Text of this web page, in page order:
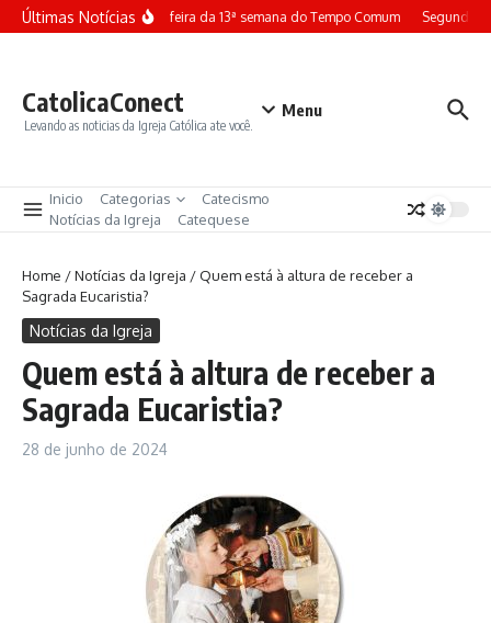
Ir para o conteúdo
Últimas NotíciasTerça-feira da 13ª semana do Tempo Comum Segunda-
CatolicaConect
Levando as noticias da Igreja Católica ate você.
Menu
Inicio Categorias
Catecismo
Notícias da Igreja
Catequese
Home /Notícias da Igreja /Quem está à altura de receber a
Sagrada Eucaristia?
Notícias da Igreja
Quem está à altura de receber a
Sagrada Eucaristia?
28 de junho de 2024